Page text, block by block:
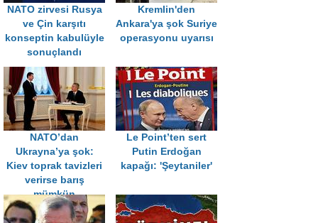
NATO zirvesi Rusya
ve Çin karşıtı
konseptin kabulüyle
sonuçlandı
Kremlin'den
Ankara'ya şok Suriye
operasyonu uyarısı
NATO’dan
Ukrayna’ya şok:
Kiev toprak tavizleri
verirse barış
mümkün
Le Point’ten sert
Putin Erdoğan
kapağı: 'Şeytaniler'